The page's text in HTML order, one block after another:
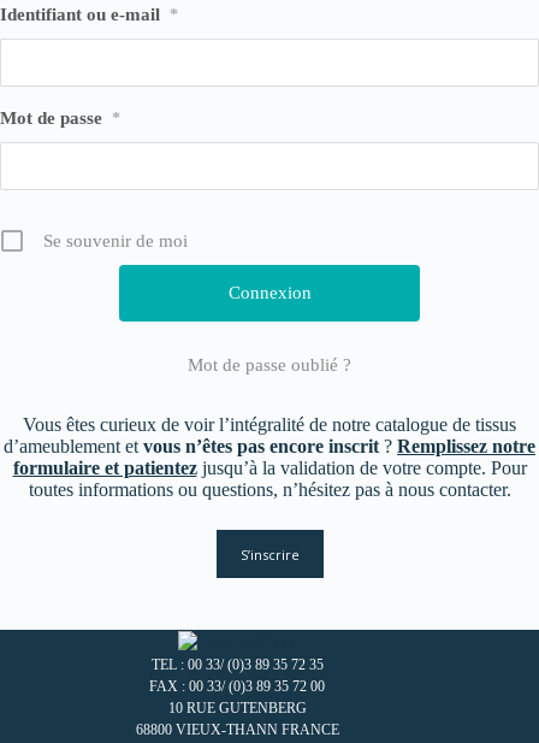
Identifiant ou e-mail *
Mot de passe *
Se souvenir de moi
Mot de passe oublié ?
Vous êtes curieux de voir l’intégralité de notre catalogue de tissus
d’ameublement et vous n’êtes pas encore inscrit ? Remplissez notre
formulaire et patientezjusqu’à la validation de votre compte. Pour
toutes informations ou questions, n’hésitez pas à nous contacter.
S’inscrire
TEL : 00 33/ (0)3 89 35 72 35
FAX : 00 33/ (0)3 89 35 72 00
10 RUE GUTENBERG
68800 VIEUX-THANN FRANCE